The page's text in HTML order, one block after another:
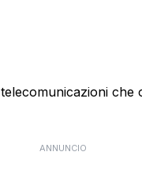
ANNUNCIO